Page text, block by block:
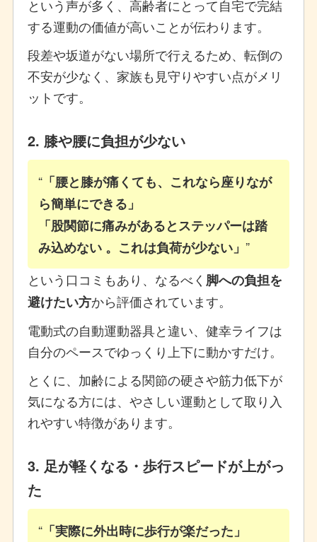
という声が多く、高齢者にとって自宅で完結
する運動の価値が高いことが伝わります。
段差や坂道がない場所で行えるため、転倒の
不安が少なく、家族も見守りやすい点がメリ
ットです。
2. 膝や腰に負担が少ない
「腰と膝が痛くても、これなら座りなが
ら簡単にできる」
「股関節に痛みがあるとステッパーは踏
み込めない 。これは負荷が少ない」
という口コミもあり、なるべく 脚への負担を
避けたい方から評価されています。
電動式の自動運動器具と違い、健幸ライフは
自分のペースでゆっくり上下に動かすだけ。
とくに、加齢による関節の硬さや筋力低下が
気になる方には、やさしい運動として取り入
れやすい特徴があります。
3. 足が軽くなる・歩行スピードが上がっ
た
「実際に外出時に歩行が楽だった」